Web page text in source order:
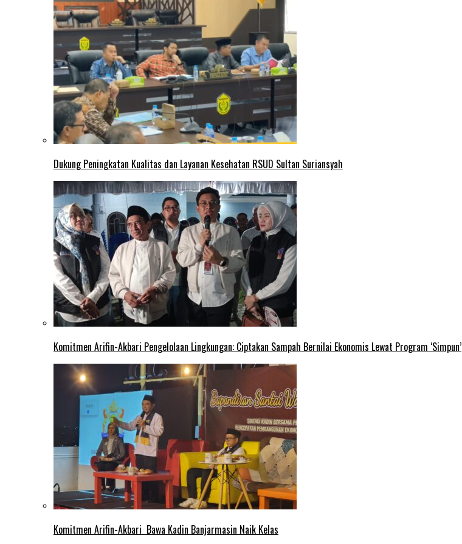
Dukung Peningkatan Kualitas dan Layanan Kesehatan RSUD Sultan Suriansyah
Komitmen Arifin-Akbari Pengelolaan Lingkungan: Ciptakan Sampah Bernilai Ekonomis Lewat Program ‘Simpun’
Komitmen Arifin-Akbari Bawa Kadin Banjarmasin Naik Kelas